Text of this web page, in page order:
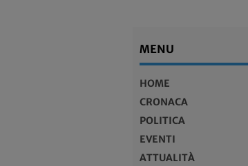
MENU
HOME
CRONACA
POLITICA
EVENTI
ATTUALITÀ